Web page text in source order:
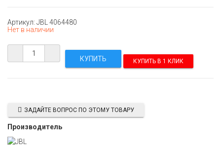
Артикул: JBL 4064480
Нет в наличии
КУПИТЬ В 1 КЛИК
ЗАДАЙТЕ ВОПРОС ПО ЭТОМУ ТОВАРУ
Производитель